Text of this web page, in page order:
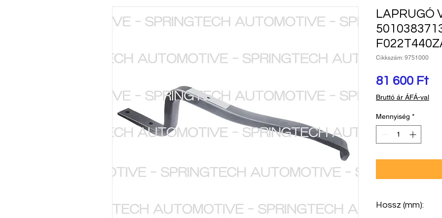
LAPRUGÓ
Cikkszám: 9751000
81 600 FtÁr
Bruttó ár ÁFÁ-val
Mennyiség *
Hossz (mm):